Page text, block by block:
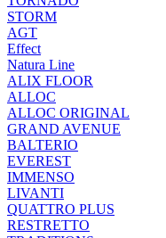
STORM
AGT
Effect
Natura Line
ALIX FLOOR
ALLOC
ALLOC ORIGINAL
GRAND AVENUE
BALTERIO
EVEREST
IMMENSO
LIVANTI
QUATTRO PLUS
RESTRETTO